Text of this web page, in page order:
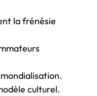
la frénésie
culturel.